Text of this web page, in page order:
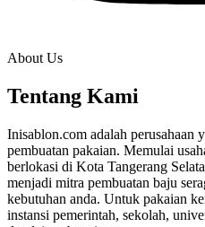
About Us
Tentang Kami
Inisablon.com adalah perusahaan
pembuatan pakaian. Memulai
berlokasi di Kota Tangerang
menjadi mitra pembuatan baju
kebutuhan anda. Untuk pakaian
instansi pemerintah, sekolah,